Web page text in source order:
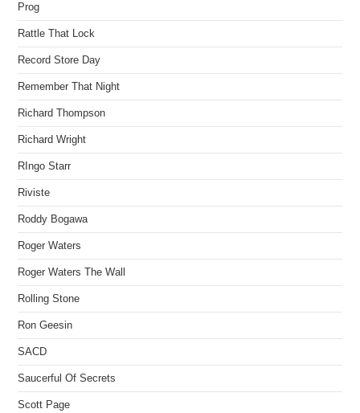
Prog
Rattle That Lock
Record Store Day
Remember That Night
Richard Thompson
Richard Wright
RIngo Starr
Riviste
Roddy Bogawa
Roger Waters
Roger Waters The Wall
Rolling Stone
Ron Geesin
SACD
Saucerful Of Secrets
Scott Page